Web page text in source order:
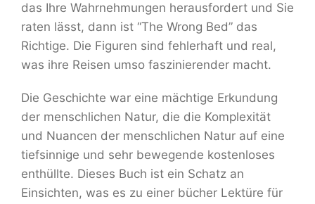
das Ihre Wahrnehmungen herausfordert und Sie
raten lässt, dann ist “The Wrong Bed” das
Richtige. Die Figuren sind fehlerhaft und real,
was ihre Reisen umso faszinierender macht.
Die Geschichte war eine mächtige Erkundung
der menschlichen Natur, die die Komplexität
und Nuancen der menschlichen Natur auf eine
tiefsinnige und sehr bewegende kostenloses
enthüllte. Dieses Buch ist ein Schatz an
Einsichten, was es zu einer bücher Lektüre für